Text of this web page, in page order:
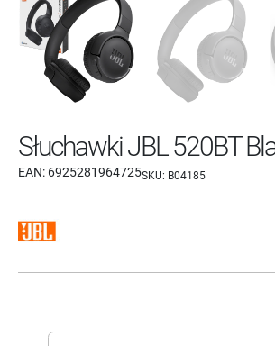
Słuchawki JBL 520BT
EAN: 6925281964725SKU: B04185